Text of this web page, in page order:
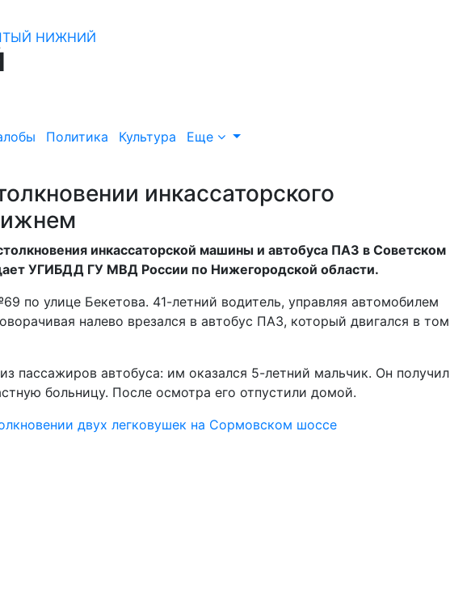
Политика Культура Еще
инкассаторского
инкассаторской машины и автобуса ПАЗ в Советском
УГИБДД ГУ МВД России по Нижегородской области.
по улице Бекетова. 41-летний водитель, управляя автомобилем
налево врезался в автобус ПАЗ, который двигался в том
пассажиров автобуса: им оказался 5-летний мальчик. Он получил
больницу. После осмотра его отпустили домой.
двух легковушек на Сормовском шоссе